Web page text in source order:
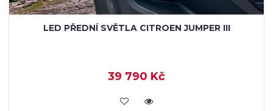
LED PŘEDNÍ SVĚTLA CITROEN JUMPER III
39 790 Kč
KOUPIT